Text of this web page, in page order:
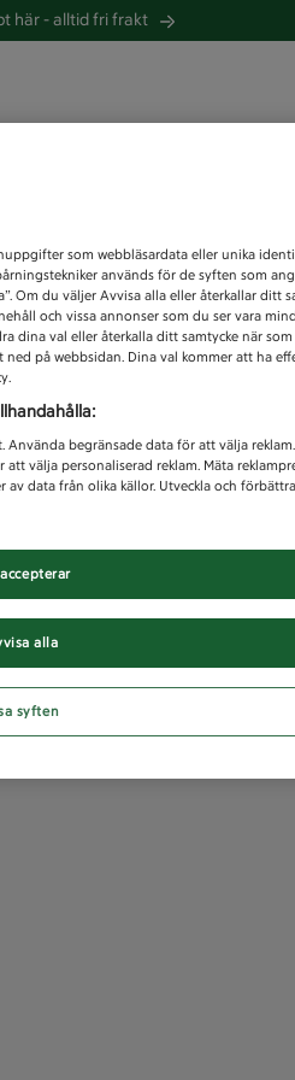
här -alltid fri frakt
Unknown error
som webbläsardata eller unika
används för de syften som
Om du väljer Avvisa alla eller återkallar ditt
och vissa annonser som du ser vara
dina val eller återkalla ditt samtycke när
på webbsidan. Dina val kommer att ha
begränsade data för att välja reklam.
välja personaliserad reklam. Mäta
data från olika källor. Utveckla och
alla
syften